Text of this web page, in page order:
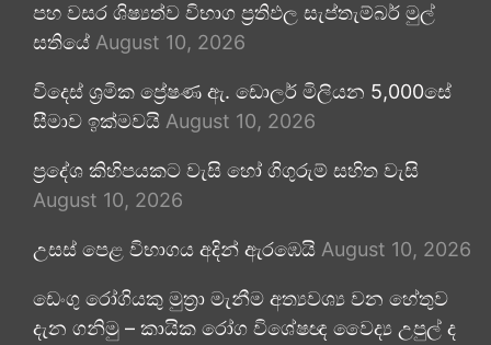
පහ වසර ශිෂ්‍යත්ව විභාග ප්‍රතිඵල සැප්තැම්බර් මුල්
සතියේ August 10, 2026
විදෙස් ශ්‍රමික ප්‍රේෂණ ඇ. ඩොලර් මිලියන 5,000සේ
සීමාව ඉක්මවයි August 10, 2026
ප්‍රදේශ කිහිපයකට වැසි හෝ ගිගුරුම් සහිත වැසි
August 10, 2026
උසස් පෙළ විභාගය අදින් ඇරඹෙයි August 10, 2026
ඩෙංගු රෝගියකු ⁣මුත්‍රා මැනීම අත්‍යවශ්‍ය වන හේතුව
දැන ගනිමු – කායික රෝග විශේෂඥ වෛද්‍ය උපුල් ද